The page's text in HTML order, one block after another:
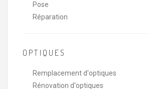
Pose
Réparation
OPTIQUES
Remplacement d'optiques
Rénovation d'optiques